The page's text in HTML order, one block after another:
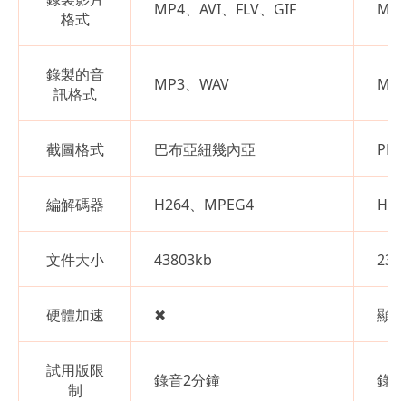
格式
MP4、AVI、FLV、GIF
錄製的音
訊格式
MP3、WAV
截圖格式 巴布亞紐幾內亞
編解碼器 H264、MPEG4
文件大小 43803kb
硬體加速 ✖ 顯
試用版限
制
錄音2分鐘 錄